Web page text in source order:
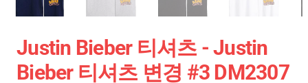
Justin Bieber 티셔츠 - Justin
Bieber 티셔츠 변경 #3 DM2307